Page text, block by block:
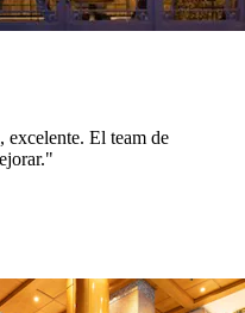
excelente. El team de